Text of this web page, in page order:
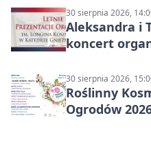
30 sierpnia 2026,
Aleksandra i
koncert
30 sierpnia 2026,
Roślinny
Ogrodów